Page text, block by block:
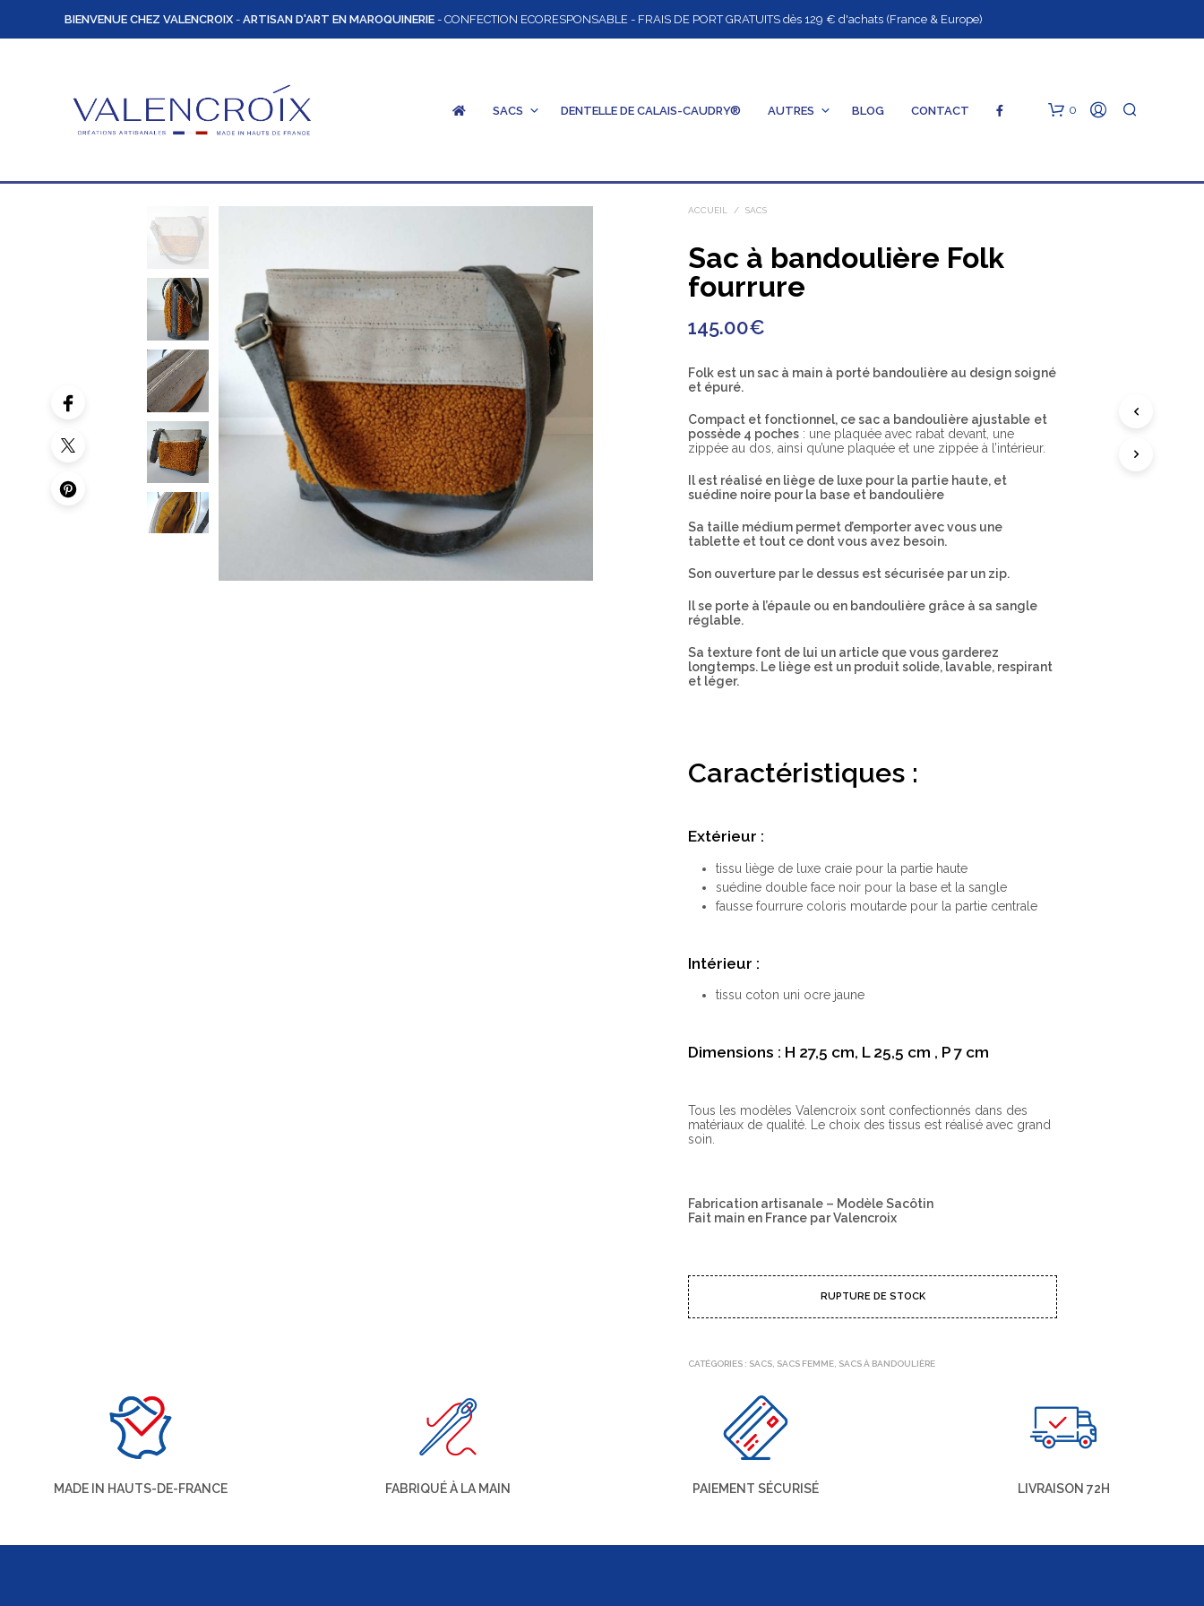
BIENVENUE CHEZ VALENCROIX - ARTISAN D'ART EN MAROQUINERIE - CONFECTION ECORESPONSABLE - FRAIS DE PORT GRATUITS dès 129 € d'achats (France & Europe)
SACS DENTELLE DE CALAIS-CAUDRY® AUTRES BLOG CONTACT 0
ACCUEIL / SACS
Sac à bandoulière Folk
fourrure
145.00€
Folk est un sac à main à porté bandoulière au design soigné
et épuré.
Compact et fonctionnel, ce sac a bandoulière ajustable et
possède 4 poches : une plaquée avec rabat devant, une
zippée au dos, ainsi qu’une plaquée et une zippée à l’intérieur.
Il est réalisé en liège de luxe pour la partie haute, et
suédine noire pour la base et bandoulière
Sa taille médium permet d’emporter avec vous une
tablette et tout ce dont vous avez besoin.
Son ouverture par le dessus est sécurisée par un zip.
Il se porte à l’épaule ou en bandoulière grâce à sa sangle
réglable.
Sa texture font de lui un article que vous garderez
longtemps. Le liège est un produit solide, lavable, respirant
et léger.
Caractéristiques :
Extérieur :
tissu liège de luxe craie pour la partie haute
suédine double face noir pour la base et la sangle
fausse fourrure coloris moutarde pour la partie centrale
Intérieur :
tissu coton uni ocre jaune
Dimensions : H 27,5 cm, L 25,5 cm , P 7 cm
Tous les modèles Valencroix sont confectionnés dans des
matériaux de qualité. Le choix des tissus est réalisé avec grand
soin.
Fabrication artisanale – Modèle Sacôtin
Fait main en France par Valencroix
RUPTURE DE STOCK
CATÉGORIES : SACS SACS FEMME SACS À BANDOULIÈRE
MADE IN HAUTS-DE-FRANCE FABRIQUÉ À LA MAIN PAIEMENT SÉCURISÉ LIVRAISON 72H